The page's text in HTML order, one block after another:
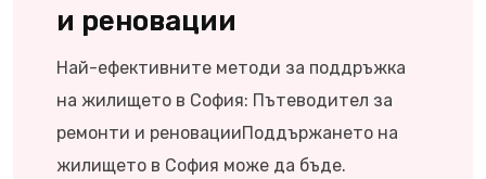
и реновации
Най-ефективните методи за поддръжка
на жилището в София: Пътеводител за
ремонти и реновацииПоддържането на
жилището в София може да бъде.